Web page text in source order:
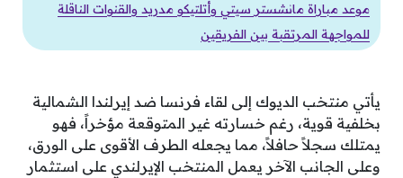
موعد مباراة مانشستر سيتي وأتلتيكو مدريد والقنوات الناقلة
للمواجهة المرتقبة بين الفريقين
يأتي منتخب الديوك إلى لقاء فرنسا ضد إيرلندا الشمالية
بخلفية قوية، رغم خسارته غير المتوقعة مؤخراً، فهو
يمتلك سجلاً حافلاً، مما يجعله الطرف الأقوى على الورق،
وعلى الجانب الآخر يعمل المنتخب الإيرلندي على استثمار